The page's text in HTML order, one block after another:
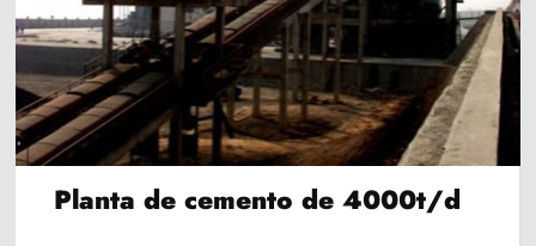
Planta de cemento de 4000t/d